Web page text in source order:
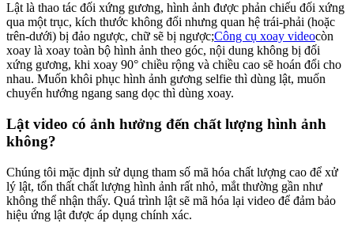
Lật là thao tác đối xứng gương, hình ảnh được phản chiếu đối xứng
qua một trục, kích thước không đổi nhưng quan hệ trái-phải (hoặc
trên-dưới) bị đảo ngược, chữ sẽ bị ngược;Công cụ xoay videocòn
xoay là xoay toàn bộ hình ảnh theo góc, nội dung không bị đối
xứng gương, khi xoay 90° chiều rộng và chiều cao sẽ hoán đổi cho
nhau. Muốn khôi phục hình ảnh gương selfie thì dùng lật, muốn
chuyển hướng ngang sang dọc thì dùng xoay.
Lật video có ảnh hưởng đến chất lượng hình ảnh
không?
Chúng tôi mặc định sử dụng tham số mã hóa chất lượng cao để xử
lý lật, tổn thất chất lượng hình ảnh rất nhỏ, mắt thường gần như
không thể nhận thấy. Quá trình lật sẽ mã hóa lại video để đảm bảo
hiệu ứng lật được áp dụng chính xác.